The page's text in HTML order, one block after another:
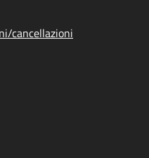
cancellazioni